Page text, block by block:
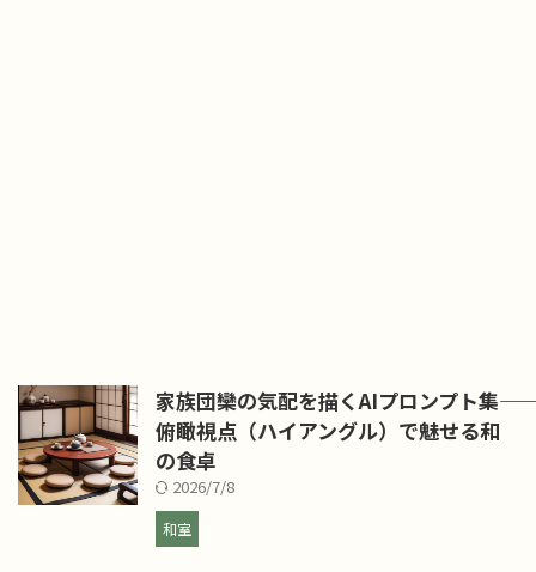
家族団欒の気配を描くAIプロンプト集――
俯瞰視点（ハイアングル）で魅せる和
の食卓
2026/7/8
和室